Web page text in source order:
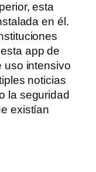
esta
en él.
app de
uso intensivo
noticias
la seguridad
existían